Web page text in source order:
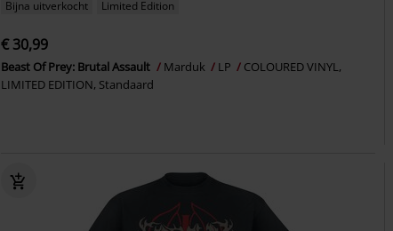
Bijna uitverkocht Limited Edition
€ 30,99
Beast Of Prey: Brutal Assault Marduk LP
COLOURED VINYL,
LIMITED EDITION, Standaard